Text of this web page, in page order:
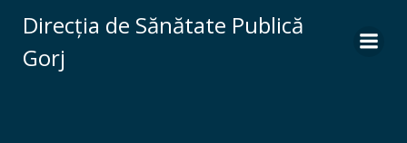
to
Direcția de Sănătate Publică
Gorj